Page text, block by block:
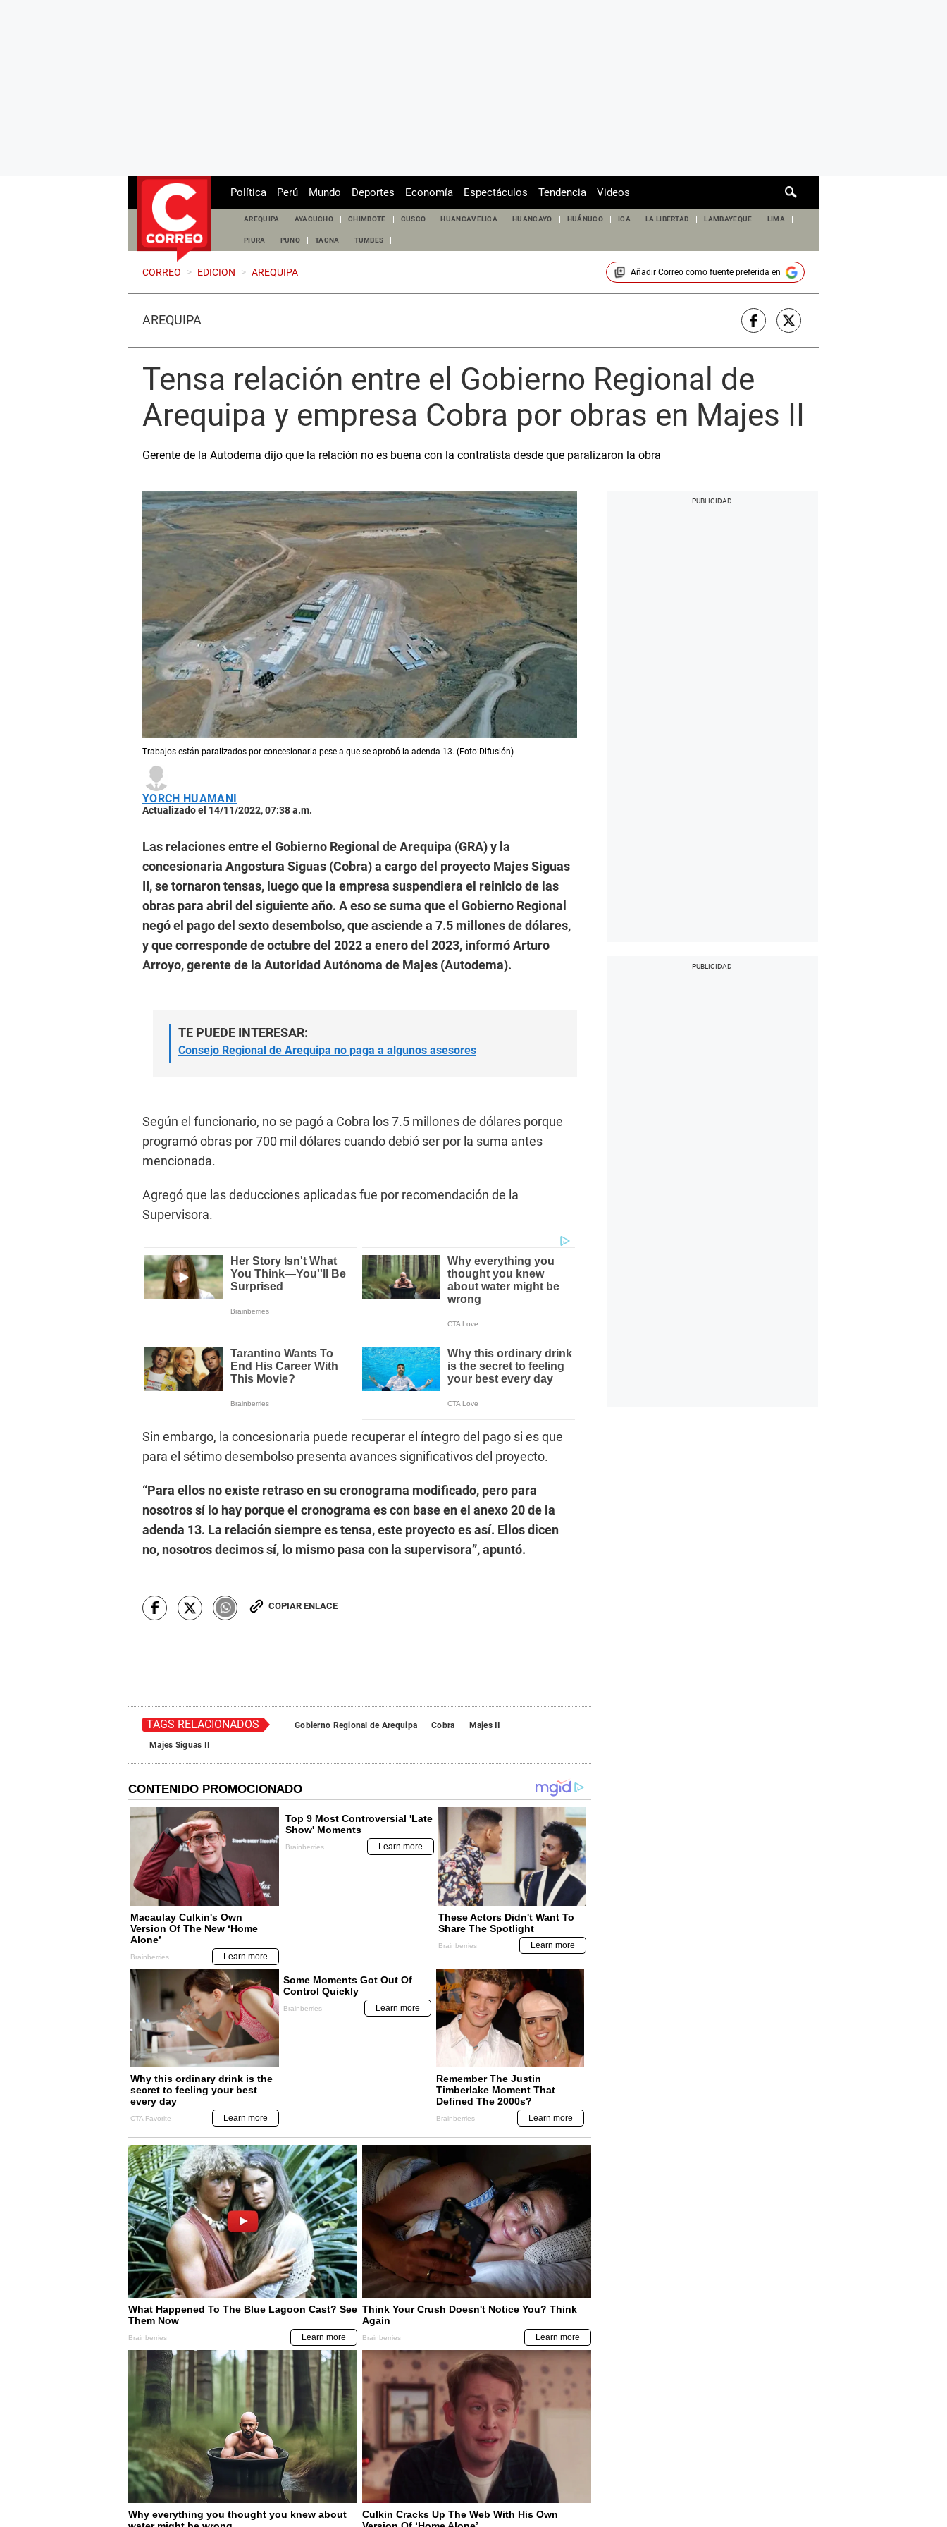
de
Política Perú Mundo Deportes Economía Espectáculos Tendencia Videos
AREQUIPA AYACUCHO CHIMBOTE CUSCO HUANCAVELICA HUANCAYO HUÁNUCO ICA LA LIBERTAD LAMBAYEQUE LIMA
PIURA PUNO TACNA TUMBES
CORREO > EDICION > AREQUIPA Añadir Correocomo fuente preferida en
AREQUIPA
Tensa relación entre el Gobierno Regional de
Arequipa y empresa Cobra por obras en Majes II
Gerente de la Autodema dijo que la relación no es buena con la contratista desde que paralizaron la obra
Trabajos están paralizados por concesionaria pese a que se aprobó la adenda 13. (Foto:Difusión)
YORCH HUAMANI
Actualizado el 14/11/2022, 07:38 a.m.
Las relaciones entre el Gobierno Regional de Arequipa (GRA) y la
concesionaria Angostura Siguas (Cobra) a cargo del proyecto Majes Siguas
II, se tornaron tensas, luego que la empresa suspendiera el reinicio de las
obras para abril del siguiente año. A eso se suma que el Gobierno Regional
negó el pago del sexto desembolso, que asciende a 7.5 millones de dólares,
y que corresponde de octubre del 2022 a enero del 2023, informó Arturo
Arroyo, gerente de la Autoridad Autónoma de Majes (Autodema).
TE PUEDE INTERESAR:
Consejo Regional de Arequipa no paga a algunos asesores
Según el funcionario, no se pagó a Cobra los 7.5 millones de dólares porque
programó obras por 700 mil dólares cuando debió ser por la suma antes
mencionada.
Agregó que las deducciones aplicadas fue por recomendación de la
Supervisora.
Sin embargo, la concesionaria puede recuperar el íntegro del pago si es que
para el sétimo desembolso presenta avances significativos del proyecto.
“Para ellos no existe retraso en su cronograma modificado, pero para
nosotros sí lo hay porque el cronograma es con base en el anexo 20 de la
adenda 13. La relación siempre es tensa, este proyecto es así. Ellos dicen
no, nosotros decimos sí, lo mismo pasa con la supervisora”, apuntó.
COPIAR ENLACE
TAGS RELACIONADOS Gobierno Regional de Arequipa Cobra
Majes II
Majes Siguas II